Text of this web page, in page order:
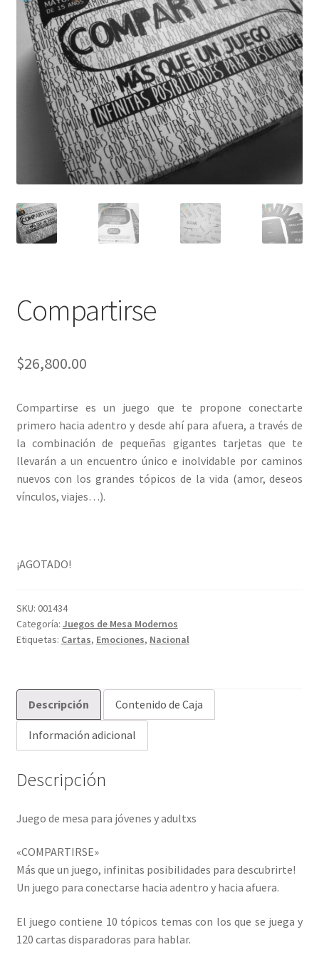
Mi cuenta
Compartirse
$26,800.00
Compartirse es un juego que te propone conectarte
primero hacia adentro y desde ahí para afuera, a través de
la combinación de pequeñas gigantes tarjetas que te
llevarán a un encuentro único e inolvidable por caminos
nuevos con los grandes tópicos de la vida (amor, deseos
vínculos, viajes…).
¡AGOTADO!
SKU: 001434
Categoría: Juegos de Mesa Modernos
Etiquetas: Cartas, Emociones, Nacional
Descripción Contenido de Caja
Información adicional
Descripción
Juego de mesa para jóvenes y adultxs
«COMPARTIRSE»
Más que un juego, infinitas posibilidades para descubrirte!
Un juego para conectarse hacia adentro y hacia afuera.
El juego contiene 10 tópicos temas con los que se juega y
120 cartas disparadoras para hablar.